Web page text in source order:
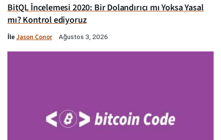
BitQL İncelemesi 2020: Bir Dolandırıcı mı Yoksa Yasal
mı? Kontrol ediyoruz
İleJason Conor Ağustos 3, 2026